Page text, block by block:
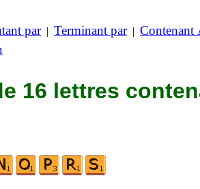
par| Terminant par| Contenant
16 lettres